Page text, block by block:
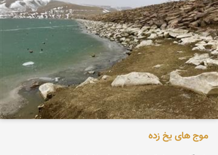
موج های یخ زده